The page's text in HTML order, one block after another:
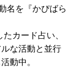
名を『かぴばら
カード占い、
な活動と並行
動中。